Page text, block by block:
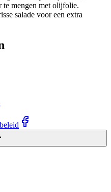
te mengen met olijfolie.
salade voor een extra